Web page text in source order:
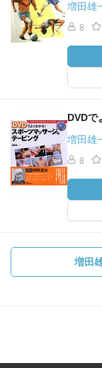
増田雄
8
DVDで
増田雄
8
増田